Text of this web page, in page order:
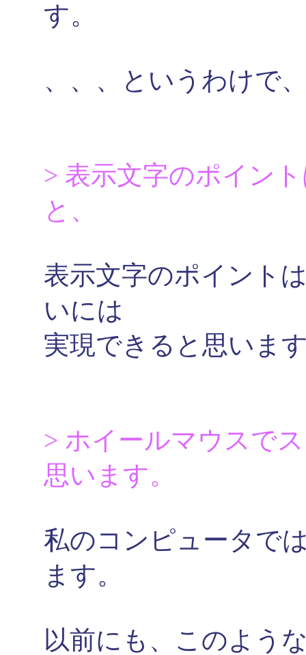
す。
、、、というわけで
> 表示文字のポイン
と、
表示文字のポイント
いには
実現できると思いま
> ホイールマウスで
思います。
私のコンピュータで
ます。
以前にも、このよう